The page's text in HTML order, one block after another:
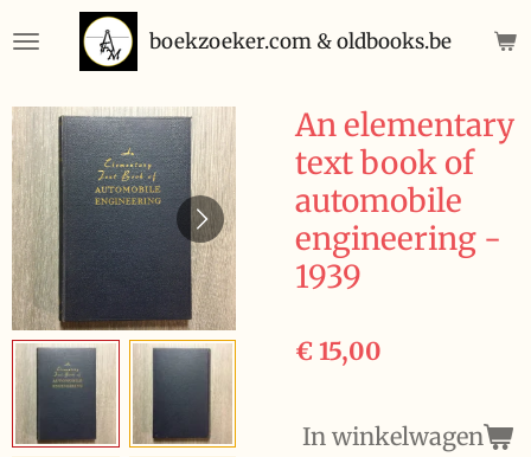
direct
de
hoofdinhoud
boekzoeker.com & oldbooks.be
An elementary
text book of
automobile
engineering -
1939
€ 15,00
In winkelwagen